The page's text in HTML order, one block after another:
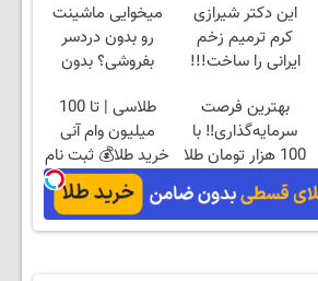
این دکتر شیرازی
کرم ترمیم زخم
ایرانی را ساخت!!!
میخوایی ماشینت
رو بدون دردسر
بفروشی؟ بدون
بهترین فرصت
سرمایه‌گذاری‼️ با
100 هزار تومان طلا
بخر‼️
طلاسی | تا 100
میلیون وام آنی
خرید طلا💰 ثبت نام
کن!